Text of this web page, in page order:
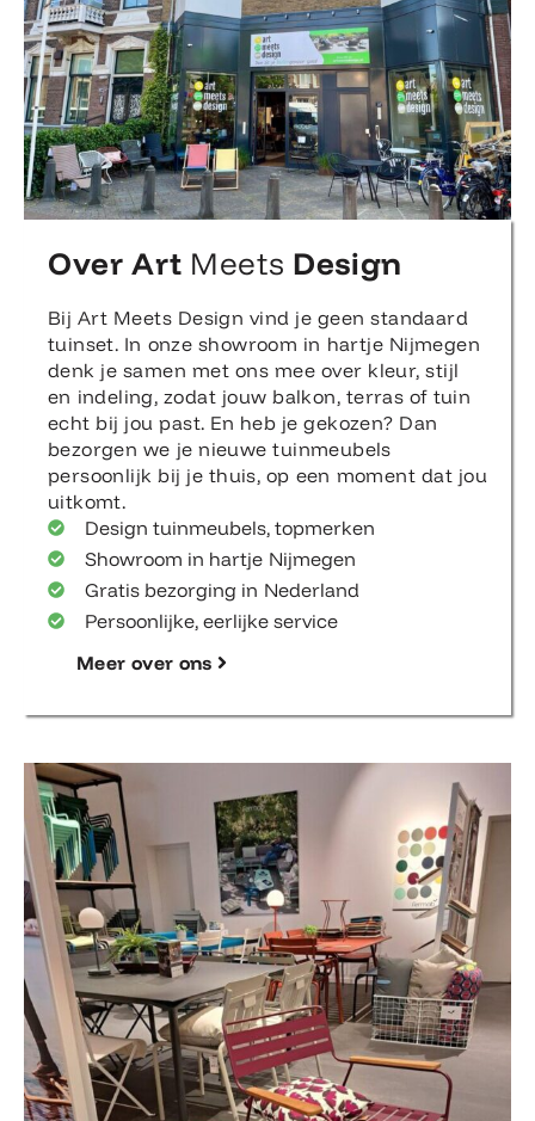
Over Art Meets Design
Bij Art Meets Design vind je geen standaard
tuinset. In onze showroom in hartje Nijmegen
denk je samen met ons mee over kleur, stijl
en indeling, zodat jouw balkon, terras of tuin
echt bij jou past. En heb je gekozen? Dan
bezorgen we je nieuwe tuinmeubels
persoonlijk bij je thuis, op een moment dat jou
uitkomt.
Design tuinmeubels, topmerken
Showroom in hartje Nijmegen
Gratis bezorging in Nederland
Persoonlijke, eerlijke service
Meer over ons